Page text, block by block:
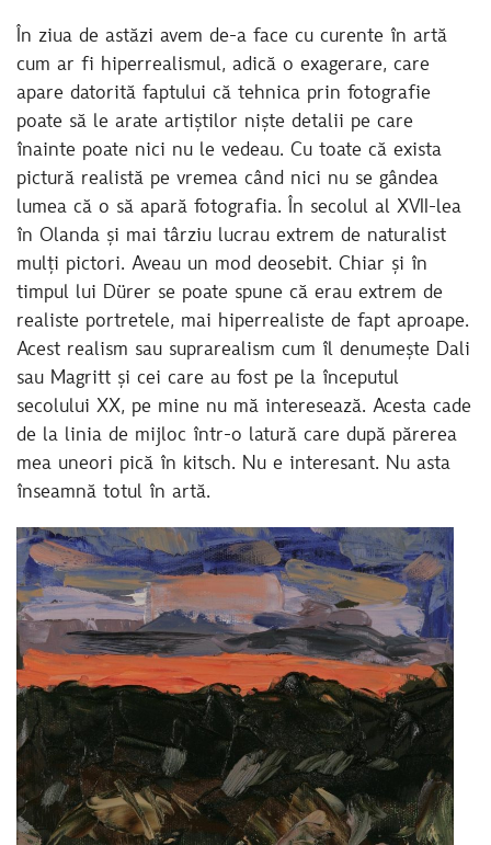
În ziua de astăzi avem de-a face cu curente în artă
cum ar fi hiperrealismul, adică o exagerare, care
apare datorită faptului că tehnica prin fotografie
poate să le arate artiștilor niște detalii pe care
înainte poate nici nu le vedeau. Cu toate că exista
pictură realistă pe vremea când nici nu se gândea
lumea că o să apară fotografia. În secolul al XVII-lea
în Olanda și mai târziu lucrau extrem de naturalist
mulți pictori. Aveau un mod deosebit. Chiar și în
timpul lui Dürer se poate spune că erau extrem de
realiste portretele, mai hiperrealiste de fapt aproape.
Acest realism sau suprarealism cum îl denumește Dali
sau Magritt și cei care au fost pe la începutul
secolului XX, pe mine nu mă interesează. Acesta cade
de la linia de mijloc într-o latură care după părerea
mea uneori pică în kitsch. Nu e interesant. Nu asta
înseamnă totul în artă.